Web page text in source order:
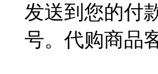
发送到您的付
号。代购商品